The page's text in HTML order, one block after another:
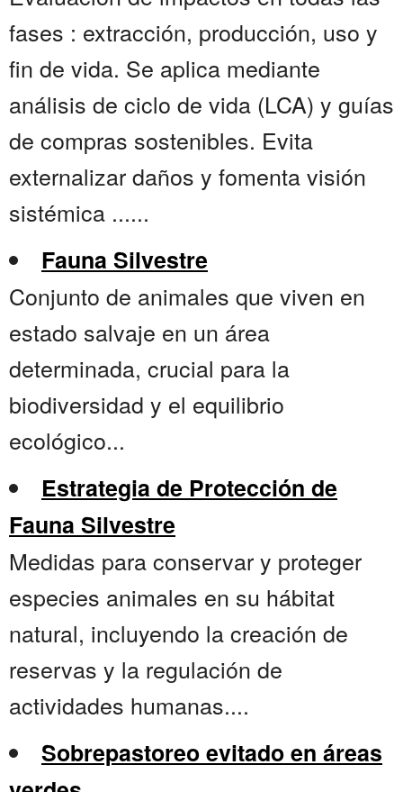
fases : extracción, producción, uso y
fin de vida. Se aplica mediante
análisis de ciclo de vida (LCA) y guías
de compras sostenibles. Evita
externalizar daños y fomenta visión
sistémica ......
Fauna Silvestre
Conjunto de animales que viven en
estado salvaje en un área
determinada, crucial para la
biodiversidad y el equilibrio
ecológico...
Estrategia de Protección de
Fauna Silvestre
Medidas para conservar y proteger
especies animales en su hábitat
natural, incluyendo la creación de
reservas y la regulación de
actividades humanas....
Sobrepastoreo evitado en áreas